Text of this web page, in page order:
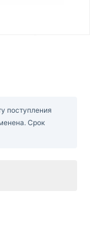
поступления
Срок